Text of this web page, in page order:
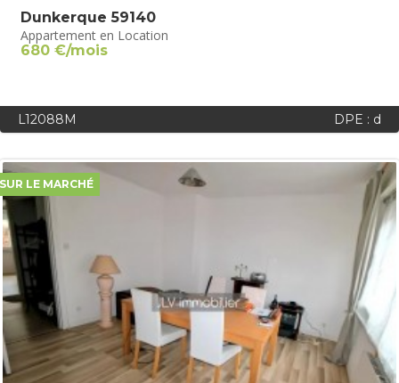
Dunkerque 59140
Appartement en Location
680 €/mois
L12088M DPE : d
SUR LE MARCHÉ